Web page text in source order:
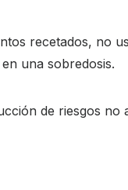
recetados, no
una sobredosis.
de riesgos no